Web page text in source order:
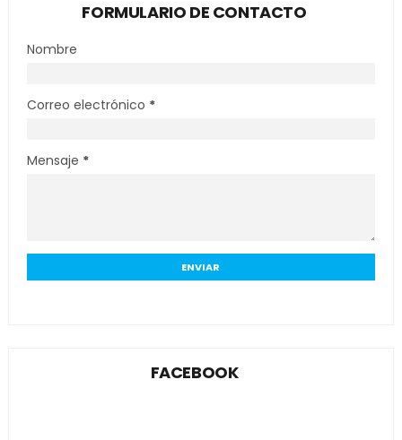
FORMULARIO DE CONTACTO
Nombre
Correo electrónico *
Mensaje *
FACEBOOK